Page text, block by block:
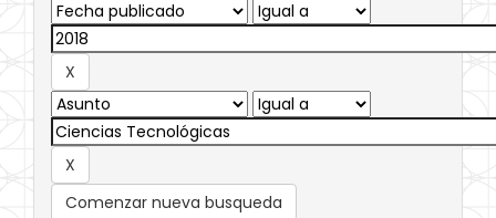
Comenzar nueva busqueda